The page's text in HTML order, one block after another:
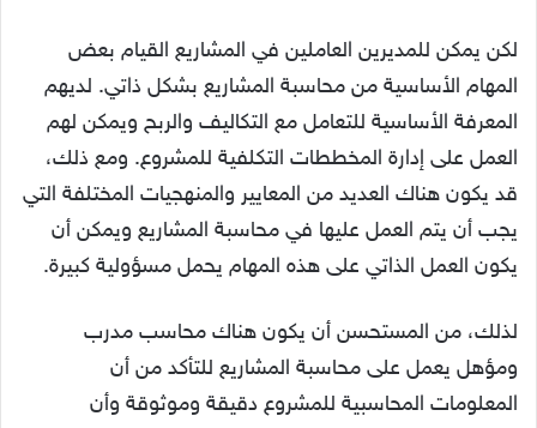
لكن يمكن للمديرين العاملين في المشاريع القيام بعض
المهام الأساسية من محاسبة المشاريع بشكل ذاتي. لديهم
المعرفة الأساسية للتعامل مع التكاليف والربح ويمكن لهم
العمل على إدارة المخططات التكلفية للمشروع. ومع ذلك،
قد يكون هناك العديد من المعايير والمنهجيات المختلفة التي
يجب أن يتم العمل عليها في محاسبة المشاريع ويمكن أن
يكون العمل الذاتي على هذه المهام يحمل مسؤولية كبيرة.
لذلك، من المستحسن أن يكون هناك محاسب مدرب
ومؤهل يعمل على محاسبة المشاريع للتأكد من أن
المعلومات المحاسبية للمشروع دقيقة وموثوقة وأن